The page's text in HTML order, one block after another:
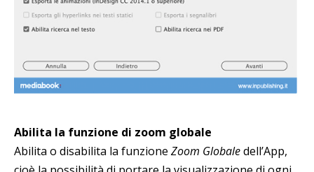
Abilita la funzione di zoom globale
Abilita o disabilita la funzione Zoom Globaledell’App,